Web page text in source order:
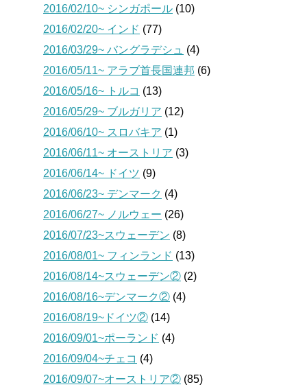
2016/02/10~ シンガポール (10)
2016/02/20~ インド (77)
2016/03/29~ バングラデシュ (4)
2016/05/11~ アラブ首長国連邦 (6)
2016/05/16~ トルコ (13)
2016/05/29~ ブルガリア (12)
2016/06/10~ スロバキア (1)
2016/06/11~ オーストリア (3)
2016/06/14~ ドイツ (9)
2016/06/23~ デンマーク (4)
2016/06/27~ ノルウェー (26)
2016/07/23~スウェーデン (8)
2016/08/01~ フィンランド (13)
2016/08/14~スウェーデン② (2)
2016/08/16~デンマーク② (4)
2016/08/19~ドイツ② (14)
2016/09/01~ポーランド (4)
2016/09/04~チェコ (4)
2016/09/07~オーストリア② (85)